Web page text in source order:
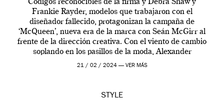
Códigos reconocibles de la firma y Debra Shaw y
Frankie Rayder, modelos que trabajaron con el
diseñador fallecido, protagonizan la campaña de
‘McQueen’, nueva era de la marca con Seán McGirr al
frente de la dirección creativa. Con el viento de cambio
soplando en los pasillos de la moda, Alexander
McQueen se prepara para una […]
21 / 02 / 2024 — VER MÁS
STYLE